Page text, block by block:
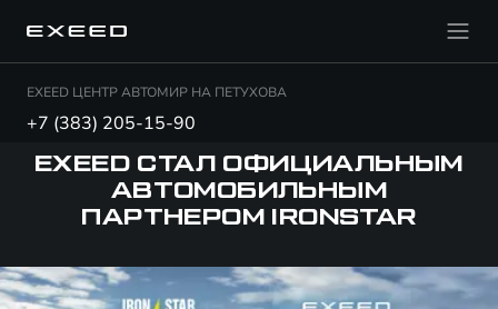
EXEED ЦЕНТР АВТОМИР НА ПЕТУХОВА
+7 (383) 205-15-90
EXEED СТАЛ ОФИЦИАЛЬНЫМ
АВТОМОБИЛЬНЫМ
ПАРТНЕРОМ IRONSTAR